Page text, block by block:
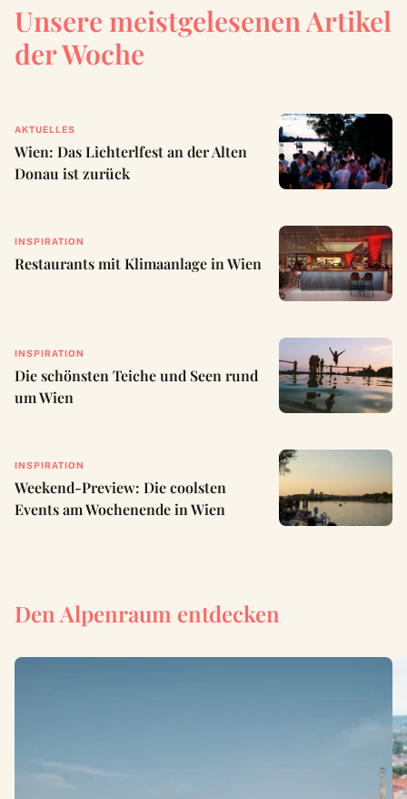
Unsere meistgelesenen Artikel
der Woche
AKTUELLES
Wien: Das Lichterlfest an der Alten
Donau ist zurück
INSPIRATION
Restaurants mit Klimaanlage in Wien
INSPIRATION
Die schönsten Teiche und Seen rund
um Wien
INSPIRATION
Weekend-Preview: Die coolsten
Events am Wochenende in Wien
Den Alpenraum entdecken